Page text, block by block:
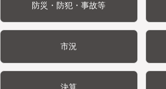
防災・防犯・事故等
市況
決算